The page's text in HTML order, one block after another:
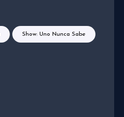
Show: Uno Nunca Sabe